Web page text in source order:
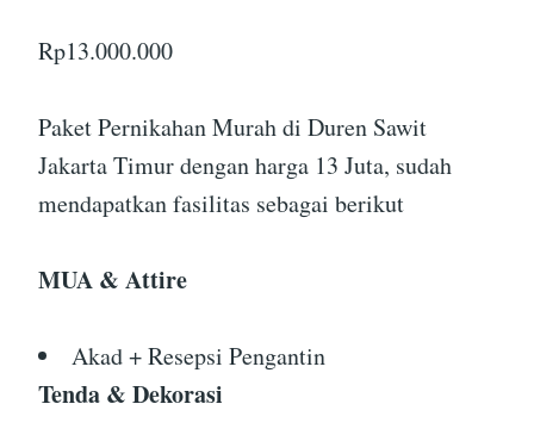
Rp13.000.000
Paket Pernikahan Murah di Duren Sawit
Jakarta Timur dengan harga 13 Juta, sudah
mendapatkan fasilitas sebagai berikut
MUA & Attire
Akad + Resepsi Pengantin
Tenda & Dekorasi